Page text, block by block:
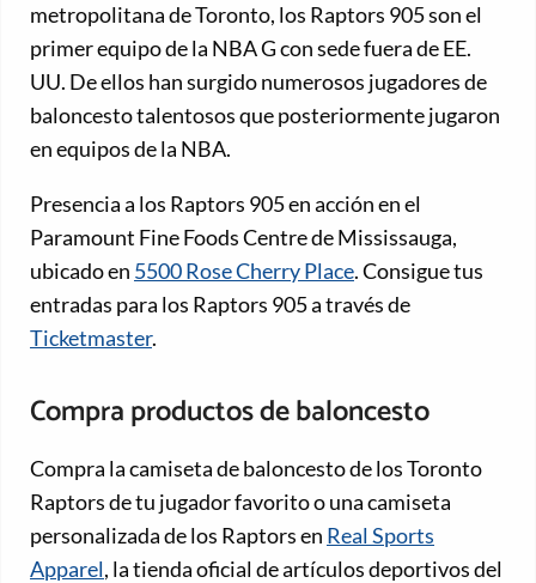
metropolitana de Toronto, los Raptors 905 son el
primer equipo de la NBA G con sede fuera de EE.
UU. De ellos han surgido numerosos jugadores de
baloncesto talentosos que posteriormente jugaron
en equipos de la NBA.
Presencia a los Raptors 905 en acción en el
Paramount Fine Foods Centre de Mississauga,
ubicado en 5500 Rose Cherry Place. Consigue tus
entradas para los Raptors 905 a través de
Ticketmaster.
Compra productos de baloncesto
Compra la camiseta de baloncesto de los Toronto
Raptors de tu jugador favorito o una camiseta
personalizada de los Raptors en Real Sports
Apparel, la tienda oficial de artículos deportivos del